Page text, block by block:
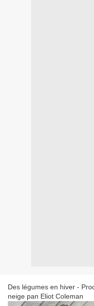
Des légumes en hiver -
neige pan Eliot Coleman